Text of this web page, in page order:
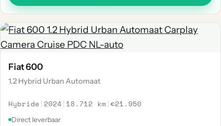
Fiat 600
1.2 Hybrid Urban Automaat
Hybride | 2024 | 18.712 km |€21.950
Direct leverbaar